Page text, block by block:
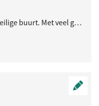
Een gezellige kindvriendelijke, veilige buurt. Met veel groen en natuurlijke speelaangelegenheden...